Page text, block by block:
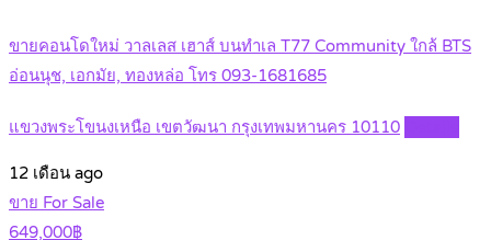
ขายคอนโดใหม่ วาลเลส เฮาส์ บนทำเล T77 Community ใกล้ BTS
อ่อนนุช, เอกมัย, ทองหล่อ โทร 093-1681685
แขวงพระโขนงเหนือ เขตวัฒนา กรุงเทพมหานคร 10110
12 เดือน ago
ขาย For Sale
649,000฿